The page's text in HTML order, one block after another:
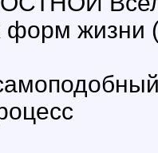
жизни